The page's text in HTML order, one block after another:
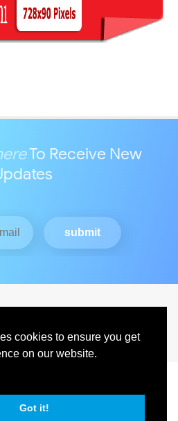
cookies to ensure you get
on our website.
Got it!
To Receive New
RAYA NEWSAll Right Reserved
BY PIXINDONESIA